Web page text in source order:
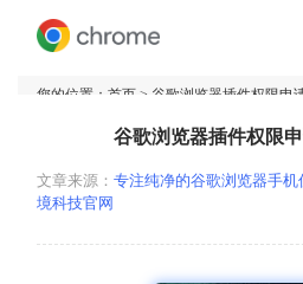
您的位置： 首页 > 谷歌浏览器插件权限申
谷歌浏览器插件权限
文章来源： 专注纯净的谷歌浏览器手机
境科技官网